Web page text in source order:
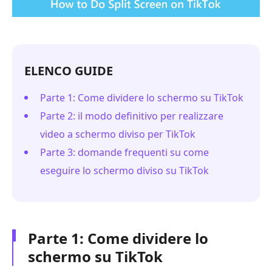
ELENCO GUIDE
Parte 1: Come dividere lo schermo su TikTok
Parte 2: il modo definitivo per realizzare
video a schermo diviso per TikTok
Parte 3: domande frequenti su come
eseguire lo schermo diviso su TikTok
Parte 1: Come dividere lo
schermo su TikTok